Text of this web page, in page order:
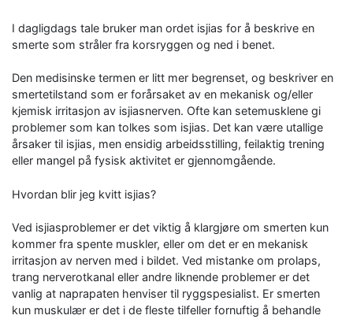
I dagligdags tale bruker man ordet isjias for å beskrive en
smerte som stråler fra korsryggen og ned i benet.
Den medisinske termen er litt mer begrenset, og beskriver en
smertetilstand som er forårsaket av en mekanisk og/eller
kjemisk irritasjon av isjiasnerven. Ofte kan setemusklene gi
problemer som kan tolkes som isjias. Det kan være utallige
årsaker til isjias, men ensidig arbeidsstilling, feilaktig trening
eller mangel på fysisk aktivitet er gjennomgående.
Hvordan blir jeg kvitt isjias?
Ved isjiasproblemer er det viktig å klargjøre om smerten kun
kommer fra spente muskler, eller om det er en mekanisk
irritasjon av nerven med i bildet. Ved mistanke om prolaps,
trang nerverotkanal eller andre liknende problemer er det
vanlig at naprapaten henviser til ryggspesialist. Er smerten
kun muskulær er det i de fleste tilfeller fornuftig å behandle